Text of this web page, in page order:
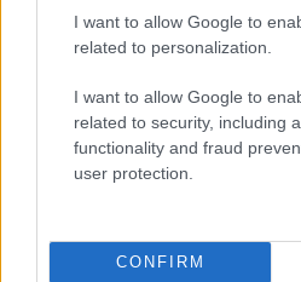
I want to allow Google to
related to personalization.
I want to allow Google to
related to security, including
functionality and fraud
user protection.
CONFIRM
csapatomnak” – tette
Gragson egyébként nem
Harrison Burtonnel, egy
Hemriccel, 2023-ban pedig